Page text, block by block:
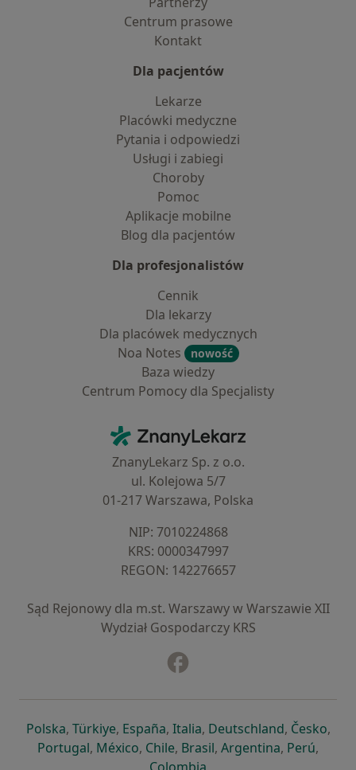
Centrum prasowe
Kontakt
Dla pacjentów
Lekarze
Placówki medyczne
Pytania i odpowiedzi
Usługi i zabiegi
Choroby
Pomoc
Aplikacje mobilne
Blog dla pacjentów
Dla profesjonalistów
Cennik
Dla lekarzy
Dla placówek medycznych
Noa Notes
nowość
Baza wiedzy
Centrum Pomocy dla Specjalisty
ZnanyLekarz - Strona główna
ZnanyLekarz Sp. z o.o.
ul. Kolejowa 5/7
01-217 Warszawa, Polska
NIP: ⁠7010224868
KRS: ⁠0000347997
REGON: ⁠142276657
Sąd Rejonowy dla m.st. Warszawy w Warszawie XII
Wydział Gospodarczy KRS
Polskaotwiera się w nowej karcie
, Türkiyeotwiera się w nowej karcie
, Españaotwiera się w nowej karcie
, Italiaotwiera się w nowej
, Deutschlandotwiera się
, Česko,
Portugalotwiera się w nowej karcie
, Méxicootwiera się w nowej karcie
, Chileotwiera się w nowej karcie
, Brasilotwiera się w nowej
, Argentinaotwiera się
, Perú,